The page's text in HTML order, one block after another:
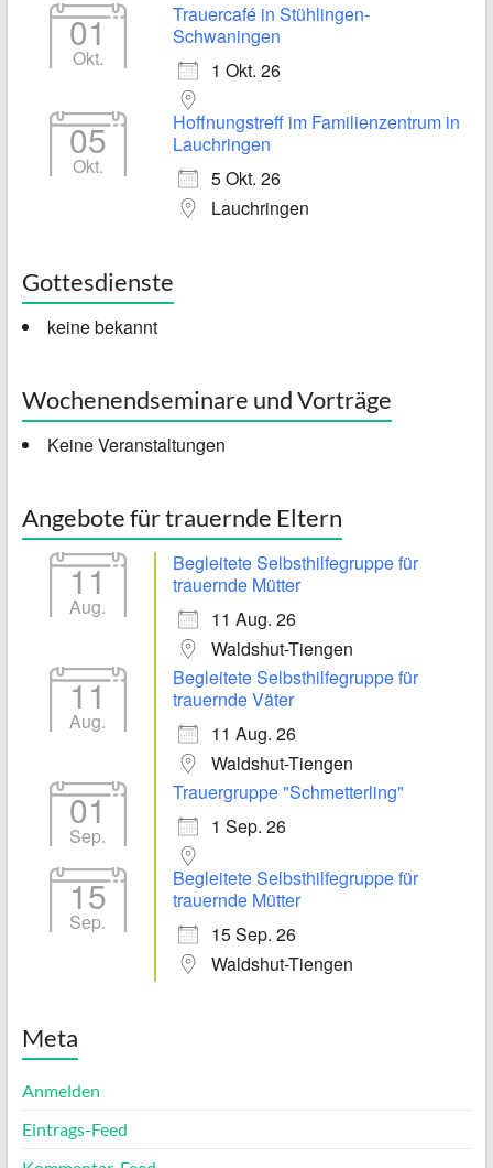
01
Okt.
Trauercafé in Stühlingen-
Schwaningen
1 Okt. 26
05
Okt.
Hoffnungstreff im Familienzentrum in
Lauchringen
5 Okt. 26
Lauchringen
Gottesdienste
keine bekannt
Wochenendseminare und Vorträge
Keine Veranstaltungen
Angebote für trauernde Eltern
11
Aug.
Begleitete Selbsthilfegruppe für
trauernde Mütter
11 Aug. 26
Waldshut-Tiengen
11
Aug.
Begleitete Selbsthilfegruppe für
trauernde Väter
11 Aug. 26
Waldshut-Tiengen
01
Sep.
Trauergruppe "Schmetterling"
1 Sep. 26
15
Sep.
Begleitete Selbsthilfegruppe für
trauernde Mütter
15 Sep. 26
Waldshut-Tiengen
Meta
Anmelden
Eintrags-Feed